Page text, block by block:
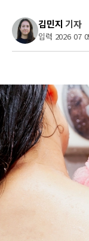
김민지 기자
입력 2026 07